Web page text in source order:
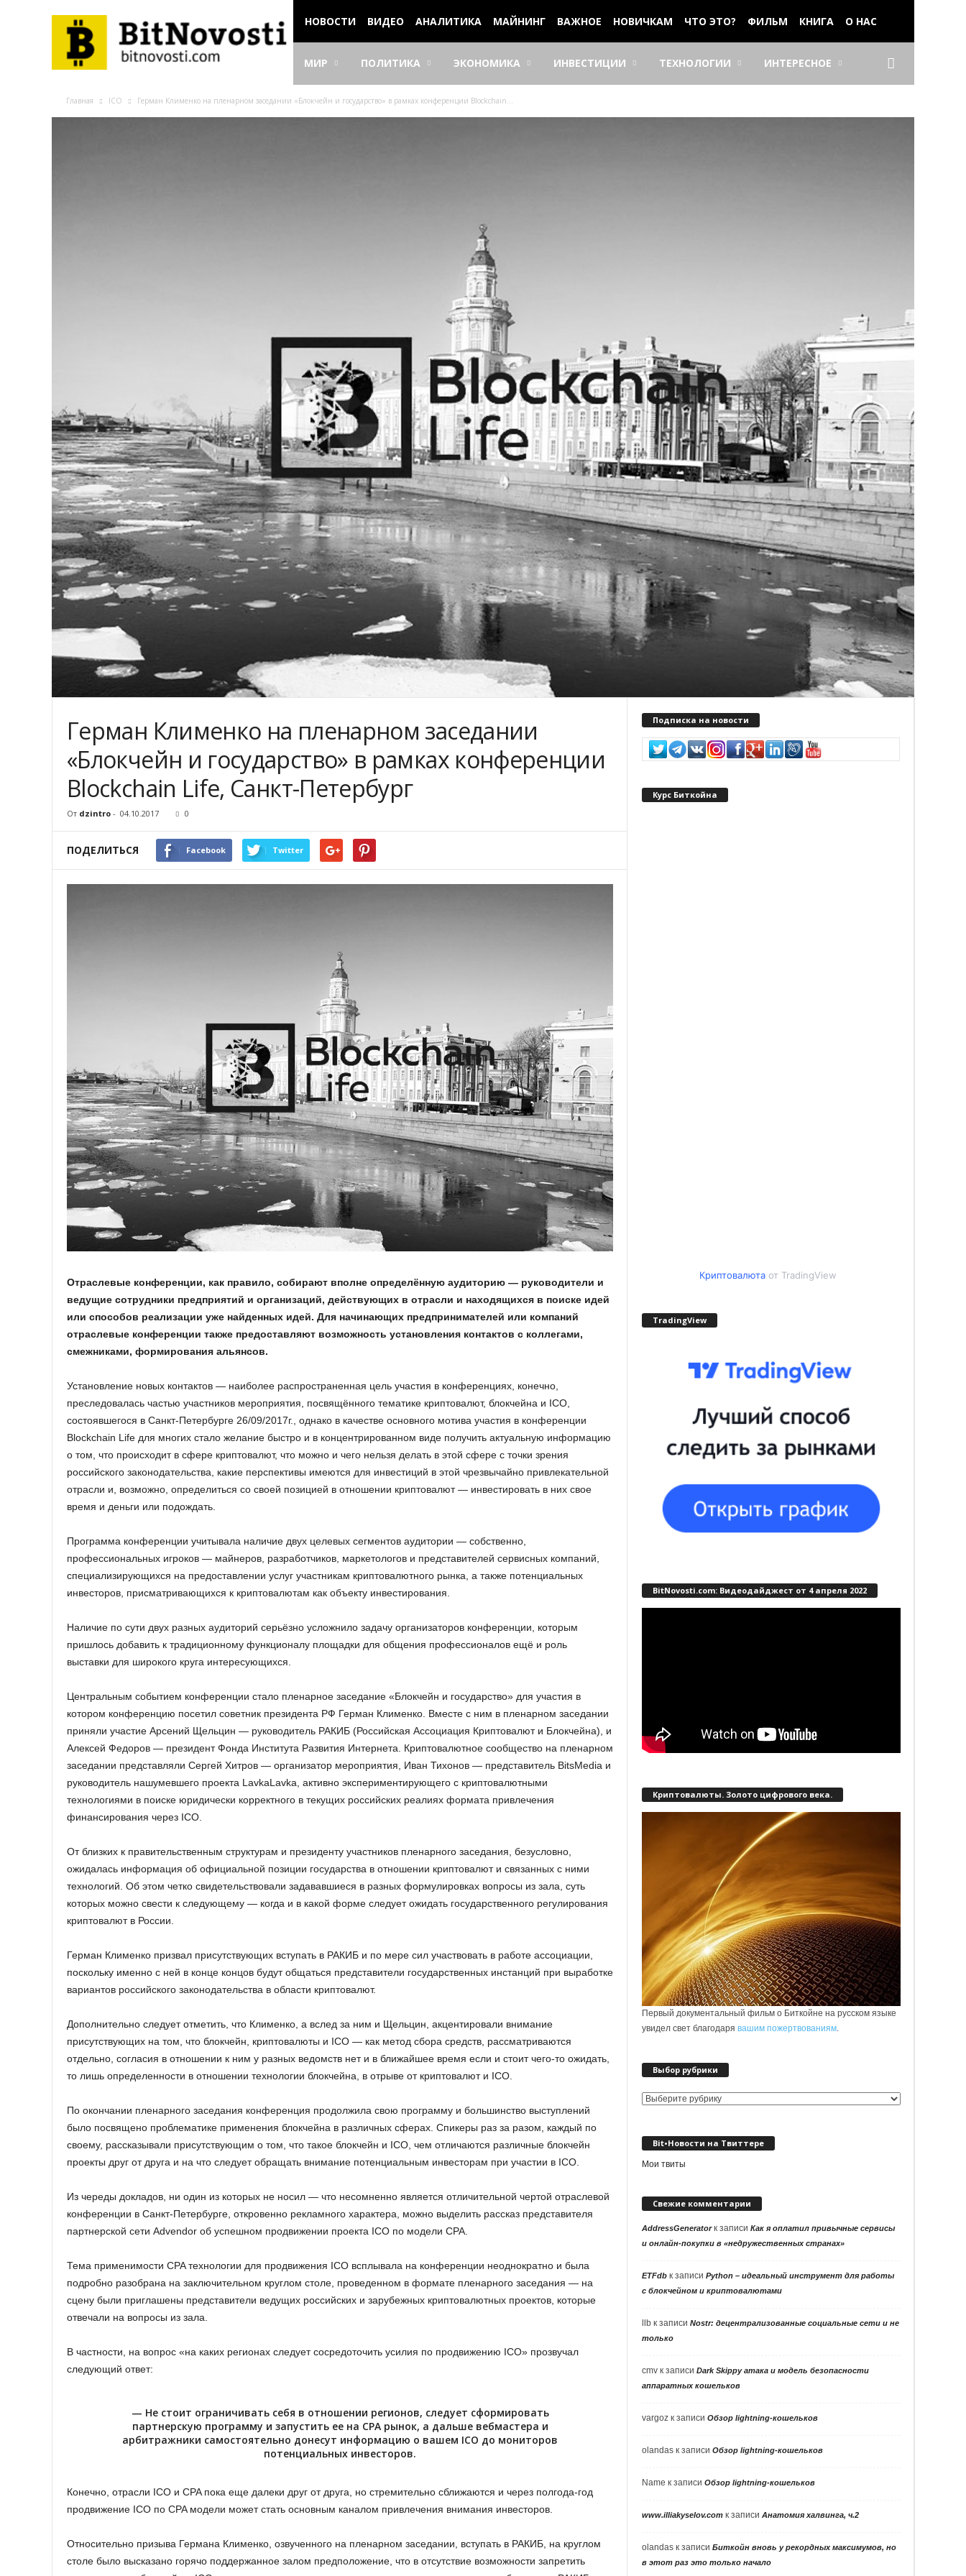
НОВОСТИ ВИДЕО АНАЛИТИКА МАЙНИНГ ВАЖНОЕ НОВИЧКАМ ЧТО ЭТО? ФИЛЬМ КНИГА О НАС
МИР ПОЛИТИКА ЭКОНОМИКА ИНВЕСТИЦИИ ТЕХНОЛОГИИ ИНТЕРЕСНОЕ
Главная ICO Герман Клименко на пленарном заседании «Блокчейн и государство» в рамках конференции Blockchain...
Герман Клименко на пленарном заседании
«Блокчейн и государство» в рамках конференции
Blockchain Life, Санкт-Петербург
От dzintro - 04.10.2017 0
ПОДЕЛИТЬСЯ Facebook Twitter
Отраслевые конференции, как правило, собирают вполне определённую аудиторию — руководители и
ведущие сотрудники предприятий и организаций, действующих в отрасли и находящихся в поиске идей
или способов реализации уже найденных идей. Для начинающих предпринимателей или компаний
отраслевые конференции также предоставляют возможность установления контактов с коллегами,
смежниками, формирования альянсов.
Установление новых контактов — наиболее распространенная цель участия в конференциях, конечно,
преследовалась частью участников мероприятия, посвящённого тематике криптовалют, блокчейна и ICO,
состоявшегося в Санкт-Петербурге 26/09/2017г., однако в качестве основного мотива участия в конференции
Blockchain Life для многих стало желание быстро и в концентрированном виде получить актуальную информацию
о том, что происходит в сфере криптовалют, что можно и чего нельзя делать в этой сфере с точки зрения
российского законодательства, какие перспективы имеются для инвестиций в этой чрезвычайно привлекательной
отрасли и, возможно, определиться со своей позицией в отношении криптовалют — инвестировать в них свое
время и деньги или подождать.
Программа конференции учитывала наличие двух целевых сегментов аудитории — собственно,
профессиональных игроков — майнеров, разработчиков, маркетологов и представителей сервисных компаний,
специализирующихся на предоставлении услуг участникам криптовалютного рынка, а также потенциальных
инвесторов, присматривающихся к криптовалютам как объекту инвестирования.
Наличие по сути двух разных аудиторий серьёзно усложнило задачу организаторов конференции, которым
пришлось добавить к традиционному функционалу площадки для общения профессионалов ещё и роль
выставки для широкого круга интересующихся.
Центральным событием конференции стало пленарное заседание «Блокчейн и государство» для участия в
котором конференцию посетил советник президента РФ Герман Клименко. Вместе с ним в пленарном заседании
приняли участие Арсений Щельцин — руководитель РАКИБ (Российская Ассоциация Криптовалют и Блокчейна), и
Алексей Федоров — президент Фонда Института Развития Интернета. Криптовалютное сообщество на пленарном
заседании представляли Сергей Хитров — организатор мероприятия, Иван Тихонов — представитель BitsMedia и
руководитель нашумевшего проекта LavkaLavka, активно экспериментирующего с криптовалютными
технологиями в поиске юридически корректного в текущих российских реалиях формата привлечения
финансирования через ICO.
От близких к правительственным структурам и президенту участников пленарного заседания, безусловно,
ожидалась информация об официальной позиции государства в отношении криптовалют и связанных с ними
технологий. Об этом четко свидетельствовали задававшиеся в разных формулировках вопросы из зала, суть
которых можно свести к следующему — когда и в какой форме следует ожидать государственного регулирования
криптовалют в России.
Герман Клименко призвал присутствующих вступать в РАКИБ и по мере сил участвовать в работе ассоциации,
поскольку именно с ней в конце концов будут общаться представители государственных инстанций при выработке
вариантов российского законодательства в области криптовалют.
Дополнительно следует отметить, что Клименко, а вслед за ним и Щельцин, акцентировали внимание
присутствующих на том, что блокчейн, криптовалюты и ICO — как метод сбора средств, рассматриваются
отдельно, согласия в отношении к ним у разных ведомств нет и в ближайшее время если и стоит чего-то ожидать,
то лишь определенности в отношении технологии блокчейна, в отрыве от криптовалют и ICO.
По окончании пленарного заседания конференция продолжила свою программу и большинство выступлений
было посвящено проблематике применения блокчейна в различных сферах. Спикеры раз за разом, каждый по
своему, рассказывали присутствующим о том, что такое блокчейн и ICO, чем отличаются различные блокчейн
проекты друг от друга и на что следует обращать внимание потенциальным инвесторам при участии в ICO.
Из череды докладов, ни один из которых не носил — что несомненно является отличительной чертой отраслевой
конференции в Санкт-Петербурге, откровенно рекламного характера, можно выделить рассказ представителя
партнерской сети Advendor об успешном продвижении проекта ICO по модели CPA.
Тема применимости CPA технологии для продвижения ICO всплывала на конференции неоднократно и была
подробно разобрана на заключительном круглом столе, проведенном в формате пленарного заседания — на
сцену были приглашены представители ведущих российских и зарубежных криптовалютных проектов, которые
отвечали на вопросы из зала.
В частности, на вопрос «на каких регионах следует сосредоточить усилия по продвижению ICO» прозвучал
следующий ответ:
— Не стоит ограничивать себя в отношении регионов, следует сформировать
партнерскую программу и запустить ее на CPA рынок, а дальше вебмастера и
арбитражники самостоятельно донесут информацию о вашем ICO до мониторов
потенциальных инвесторов.
Конечно, отрасли ICO и CPA пока еще далеки друг от друга, но стремительно сближаются и через полгода-год
продвижение ICO по CPA модели может стать основным каналом привлечения внимания инвесторов.
Относительно призыва Германа Клименко, озвученного на пленарном заседании, вступать в РАКИБ, на круглом
столе было высказано горячо поддержанное залом предположение, что в отсутствие возможности запретить
Подписка на новости
Курс Биткойна
Криптовалютаот TradingView
TradingView
BitNovosti.com: Видеодайджест от 4 апреля 2022
Криптовалюты. Золото цифрового века.
Первый документальный фильм о Биткойне на русском языке
увидел свет благодарявашим пожертвованиям.
Выбор рубрики
Выбор
Bit•Новости на Твиттере
Мои твиты
Свежие комментарии
AddressGeneratorк записиКак я оплатил привычные сервисы
и онлайн-покупки в «недружественных странах»
ETFdb к записиPython – идеальный инструмент для работы
с блокчейном и криптовалютами
llb к записиNostr: децентрализованные социальные сети и не
только
cmv к записиDark Skippy атака и модель безопасности
аппаратных кошельков
vargoz к записиОбзор lightning-кошельков
olandas к записиОбзор lightning-кошельков
Name к записиОбзор lightning-кошельков
www.illiakyselov.com к записиАнатомия халвинга, ч.2
olandas к записиБиткойн вновь у рекордных максимумов, но
в этот раз это только начало